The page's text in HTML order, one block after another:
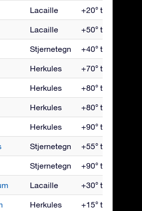
Lacaille +20° til -90°
Lacaille +50° til -90°
Stjernetegn +40° til -90°
Herkules +70° til -90°
Herkules +80° til -80°
Herkules +80° til -80°
Herkules +90° til -70°
Stjernetegn +55° til -90°
Stjernetegn +90° til -65°
Lacaille +30° til -90°
Herkules +15° til -90°